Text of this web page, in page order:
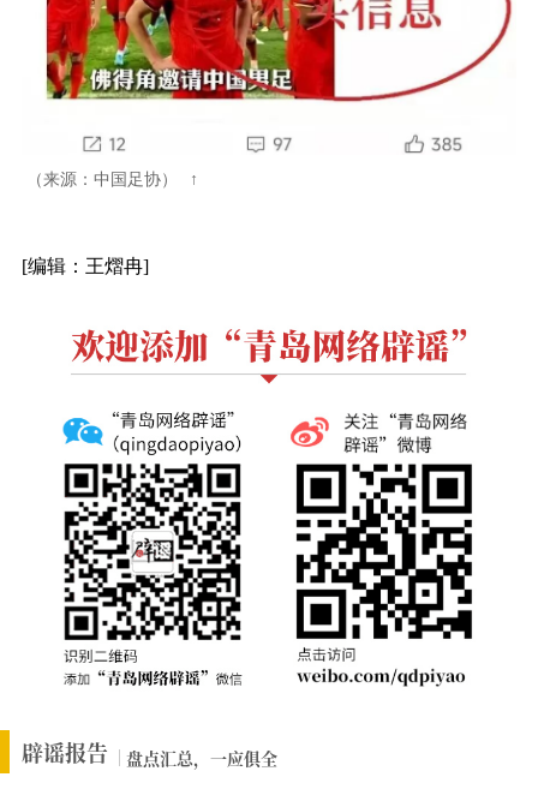
（来源：中国足协）
[编辑：王熠冉]
辟谣报告 盘点汇总，一应俱全